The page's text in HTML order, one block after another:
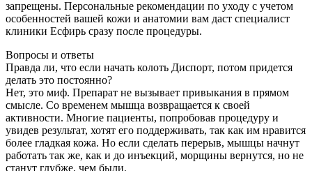
запрещены. Персональные рекомендации по уходу с учетом
особенностей вашей кожи и анатомии вам даст специалист
клиники Есфирь сразу после процедуры.
Вопросы и ответы
Правда ли, что если начать колоть Диспорт, потом придется
делать это постоянно?
Нет, это миф. Препарат не вызывает привыкания в прямом
смысле. Со временем мышца возвращается к своей
активности. Многие пациенты, попробовав процедуру и
увидев результат, хотят его поддерживать, так как им нравится
более гладкая кожа. Но если сделать перерыв, мышцы начнут
работать так же, как и до инъекций, морщины вернутся, но не
станут глубже, чем были.